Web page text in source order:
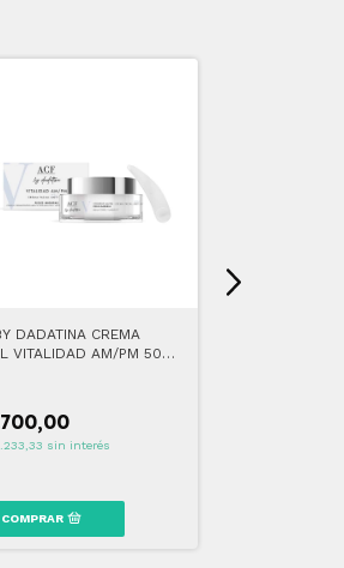
DADATINA CREMA
VITALIDAD AM/PM 50
sin interés